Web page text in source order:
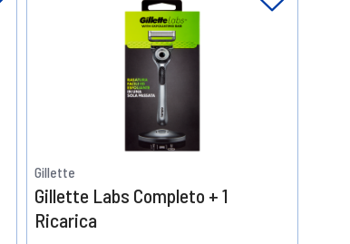
Gillette
Gillette Labs Completo + 1
Ricarica